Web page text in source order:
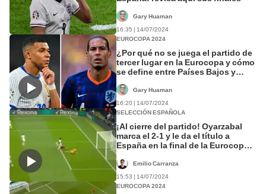
Gary Huaman
16:35 | 14/07/2024
EUROCOPA 2024
¿Por qué no se juega el partido de
tercer lugar en la Eurocopa y cómo
se define entre Países Bajos y
Gary Huaman
16:20 | 14/07/2024
SELECCIÓN ESPAÑOLA
¡Al cierre del partido! Oyarzabal
marca el 2-1 y le da el título a
España en la final de la Eurocopa
Emilio Carranza
15:53 | 14/07/2024
EUROCOPA 2024